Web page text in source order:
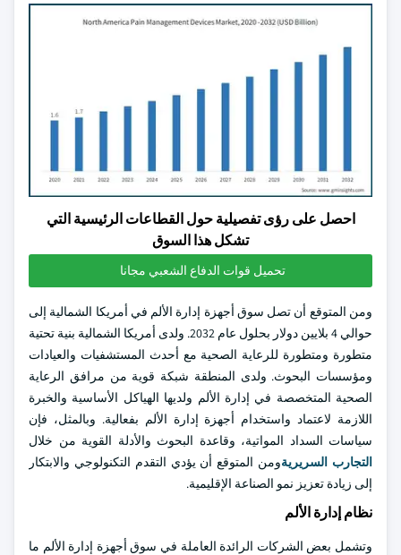
احصل على رؤى تفصيلية حول القطاعات الرئيسية التي
تشكل هذا السوق
تحميل قوات الدفاع الشعبي مجانا
ومن المتوقع أن تصل سوق أجهزة إدارة الألم في أمريكا الشمالية إلى
حوالي 4 بلايين دولار بحلول عام 2032. ولدى أمريكا الشمالية بنية تحتية
متطورة ومتطورة للرعاية الصحية مع أحدث المستشفيات والعيادات
ومؤسسات البحوث. ولدى المنطقة شبكة قوية من مرافق الرعاية
الصحية المتخصصة في إدارة الألم ولديها الهياكل الأساسية والخبرة
اللازمة لاعتماد واستخدام أجهزة إدارة الألم بفعالية. وبالمثل، فإن
سياسات السداد المواتية، وقاعدة البحوث والأدلة القوية من خلال
التجارب السريريةومن المتوقع أن يؤدي التقدم التكنولوجي والابتكار
إلى زيادة تعزيز نمو الصناعة الإقليمية.
نظام إدارة الألم
وتشمل بعض الشركات الرائدة العاملة في سوق أجهزة إدارة الألم ما